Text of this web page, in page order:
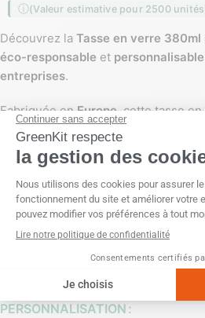
(Valeur estimative pour 2500
Découvrez la Tasse en verre 380ml
éco-responsable et personnalisable
entreprises.
Fabriquée en Europe , cette tasse en
haute qualité, avec des dimensions
parfaite pour toutes vos boissons
Livrée dans une boîte en carton, elle
durabilité.
Personnaliséeselon les besoins de
tasse reflète un engagement fort
PERSONNALISATION